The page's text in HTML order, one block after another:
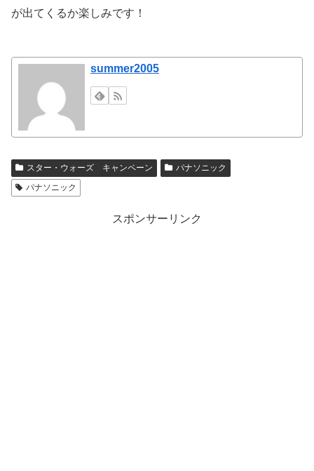
が出てくるか楽しみです！
summer2005
スター・ウォーズ キャンペーン
パナソニック
パナソニック
スポンサーリンク